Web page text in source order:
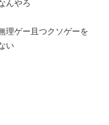
んやろ
理ゲー且つクソゲーを
い